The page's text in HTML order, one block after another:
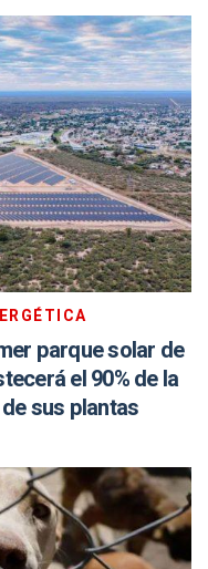
parque solar de
el 90% de la
sus plantas